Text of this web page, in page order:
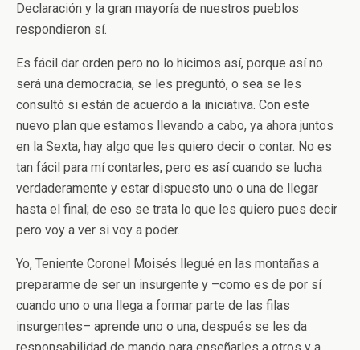
Declaración y la gran mayoría de nuestros pueblos
respondieron sí.
Es fácil dar orden pero no lo hicimos así, porque así no
será una democracia, se les preguntó, o sea se les
consultó si están de acuerdo a la iniciativa. Con este
nuevo plan que estamos llevando a cabo, ya ahora juntos
en la Sexta, hay algo que les quiero decir o contar. No es
tan fácil para mí contarles, pero es así cuando se lucha
verdaderamente y estar dispuesto uno o una de llegar
hasta el final; de eso se trata lo que les quiero pues decir
pero voy a ver si voy a poder.
Yo, Teniente Coronel Moisés llegué en las montañas a
prepararme de ser un insurgente y –como es de por sí
cuando uno o una llega a formar parte de las filas
insurgentes– aprende uno o una, después se les da